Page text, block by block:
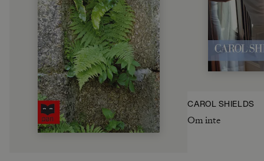
CAROL SHIELDS
Om inte